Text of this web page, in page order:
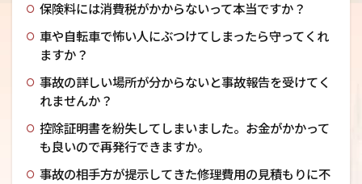
保険料には消費税がかからないって本当ですか？
車や自転車で怖い人にぶつけてしまったら守ってくれ
ますか？
事故の詳しい場所が分からないと事故報告を受けてく
れませんか？
控除証明書を紛失してしまいました。お金がかかって
も良いので再発行できますか。
事故の相手方が提示してきた修理費用の見積もりに不